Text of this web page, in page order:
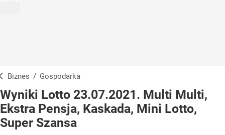
Biznes / Gospodarka
Wyniki Lotto 23.07.2021. Multi Multi,
Ekstra Pensja, Kaskada, Mini Lotto,
Super Szansa